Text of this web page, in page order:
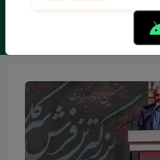
گل و گیاه محلات